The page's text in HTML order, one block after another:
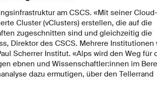
am CSCS. «Mit seiner
Cluster (vClusters) erstellen, die auf die
zugeschnitten sind und gleichzeitig die
Direktor des CSCS. Mehrere Institutionen
Scherrer Institut. «Alps wird den Weg für
ebnen und Wissenschaftler:innen im
dazu ermutigen, über den Tellerrand